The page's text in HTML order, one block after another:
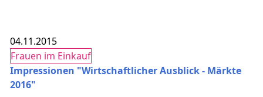
04.11.2015
Frauen im Einkauf
Impressionen "Wirtschaftlicher Ausblick - Märkte
2016"